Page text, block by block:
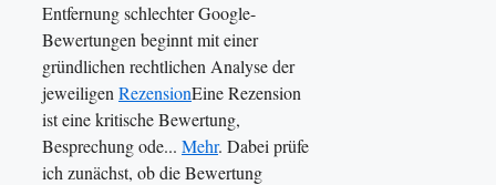
Entfernung schlechter Google-
Bewertungen beginnt mit einer
gründlichen rechtlichen Analyse der
jeweiligen RezensionEine Rezension
ist eine kritische Bewertung,
Besprechung ode... Mehr. Dabei prüfe
ich zunächst, ob die Bewertung